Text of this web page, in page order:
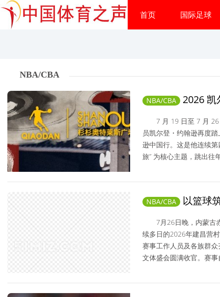
首页 国际足球
NBA/CBA
NBA/CBA
2026
河修行
7 月 19 日至 7 月 26
员凯尔登・约翰逊再度
逊中国行。这是他连续
旅” 为核心主题，跳出往
NBA/CBA
以篮球
届“民BA”篮球联
7月26日晚，内蒙古赤
续多日的2026年建昌营
赛事工作人员及各族群
文体盛会圆满收官。赛